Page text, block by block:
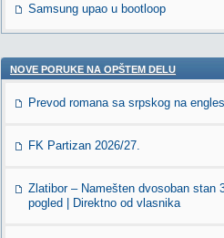
Samsung upao u bootloop
NOVE PORUKE NA OPŠTEM DELU
Prevod romana sa srpskog na
FK Partizan 2026/27.
Zlatibor – Namešten dvosoban stan
pogled | Direktno od vlasnika